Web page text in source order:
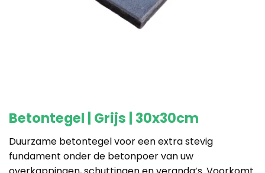
Betontegel | Grijs | 30x30cm
Duurzame betontegel voor een extra stevig
fundament onder de betonpoer van uw